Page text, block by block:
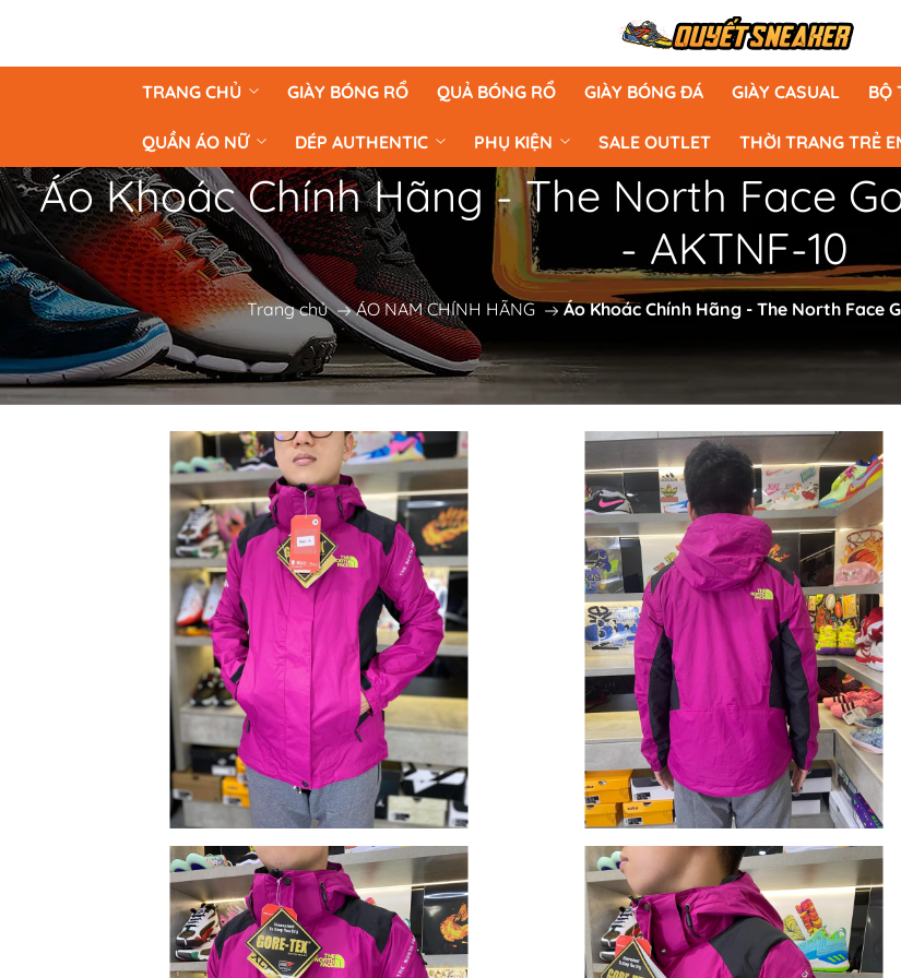
TRANG CHỦ GIÀY BÓNG RỔ QUẢ BÓNG RỔ GIÀY BÓNG ĐÁ GIÀY CASUAL BỘ
QUẦN ÁO NỮ DÉP AUTHENTIC PHỤ KIỆN SALE OUTLET THỜI TRANG TRẺ
Áo Khoác Chính Hãng - The North Face
- AKTNF-10
Trang chủ ÁO NAM CHÍNH HÃNG Áo Khoác Chính Hãng - The North Face